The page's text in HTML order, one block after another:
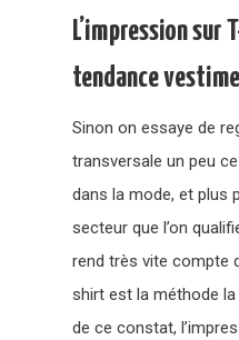
L’impression
tendance
Sinon on essaye de
transversale un peu
dans la mode, et plus
secteur que l’on
rend très vite compte
shirt est la méthode
de ce constat,